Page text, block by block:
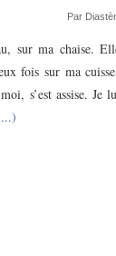
Par
sur ma chaise.
fois sur ma
s’est assise. Je